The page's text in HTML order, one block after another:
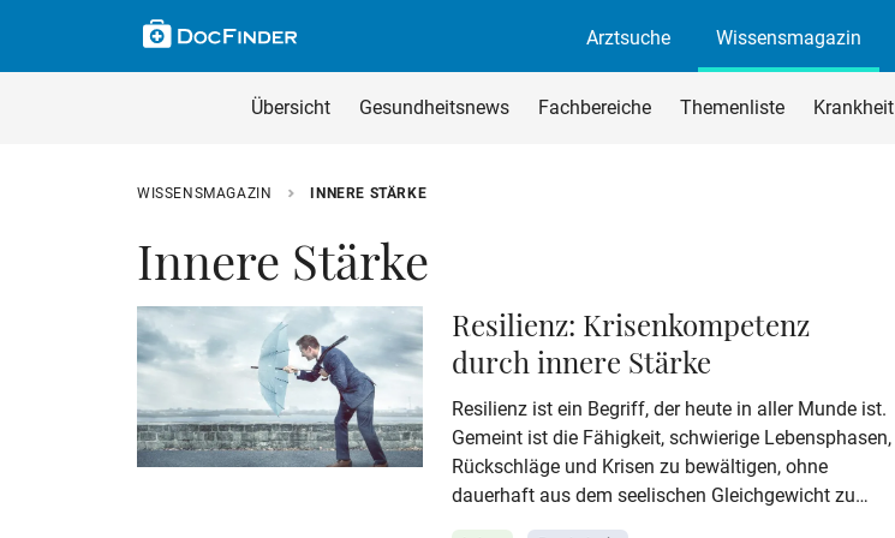
Arztsuche
Wissensmagazin
Übersicht Gesundheitsnews Fachbereiche Themenliste Krankheit
Suche im Wissensmagazin
Wissensmagazin durchsuchen
WISSENSMAGAZIN INNERE STÄRKE
Innere Stärke
Resilienz: Krisenkompetenz
durch innere Stärke
Resilienz ist ein Begriff, der heute in aller Munde ist.
Gemeint ist die Fähigkeit, schwierige Lebensphasen,
Rückschläge und Krisen zu bewältigen, ohne
dauerhaft aus dem seelischen Gleichgewicht zu
geraten. Sie hilft dabei, mit Belastungen umzugehen